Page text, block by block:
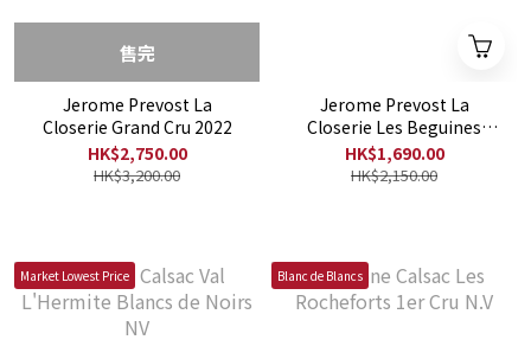
售完
Jerome Prevost La
Closerie Grand Cru 2022
HK$2,750.00
HK$3,200.00
Jerome Prevost La
Closerie Les Beguines
Extra Brut LB23
HK$1,690.00
HK$2,150.00
Market Lowest Price Blanc de Blancs